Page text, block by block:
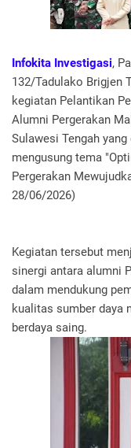
Infokita Investigasi,
132/Tadulako Brigjen
kegiatan Pelantikan
Alumni Pergerakan
Sulawesi Tengah
mengusung tema
Pergerakan
28/06/2026)
Kegiatan tersebut
sinergi antara alumni
dalam mendukung
kualitas sumber daya
berdaya saing.